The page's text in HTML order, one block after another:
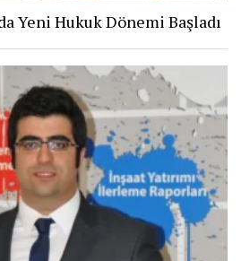
Yeni Hukuk Dönemi Başladı